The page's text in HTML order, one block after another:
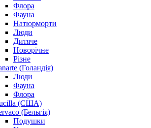
Флора
Фауна
Натюрморти
Люди
Дитяче
Новорічне
Різне
(Голандія)
Люди
Фауна
Флора
(США)
(Бельгія)
Подушки